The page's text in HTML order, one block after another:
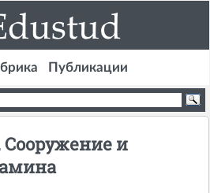
Публикации
и